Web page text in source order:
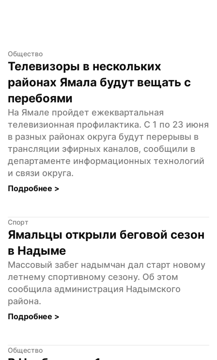
Общество
Телевизоры в нескольких
районах Ямала будут вещать с
перебоями
На Ямале пройдет ежеквартальная
телевизионная профилактика. С 1 по 23 июня
в разных районах округа будут перерывы в
трансляции эфирных каналов, сообщили в
департаменте информационных технологий
и связи округа.
Подробнее >
Спорт
Ямальцы открыли беговой сезон
в Надыме
Массовый забег надымчан дал старт новому
летнему спортивному сезону. Об этом
сообщила администрация Надымского
района.
Подробнее >
Общество